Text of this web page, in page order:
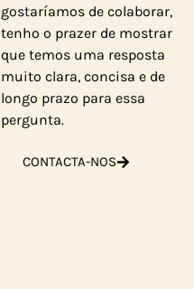
gostaríamos de colaborar,
tenho o prazer de mostrar
que temos uma resposta
muito clara, concisa e de
longo prazo para essa
pergunta.
CONTACTA-NOS